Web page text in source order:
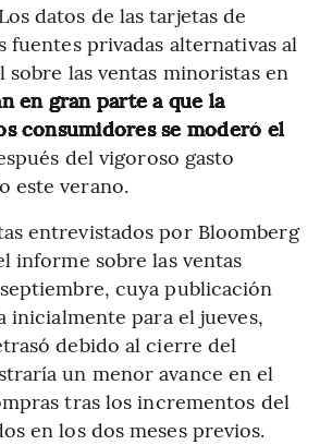
datos de las tarjetas de
privadas alternativas al
las ventas minoristas en
en gran parte a que la
consumidores se moderó el
del vigoroso gasto
este verano.
entrevistados por Bloomberg
informe sobre las ventas
cuya publicación
inicialmente para el jueves,
debido al cierre del
un menor avance en el
tras los incrementos del
en los dos meses previos.